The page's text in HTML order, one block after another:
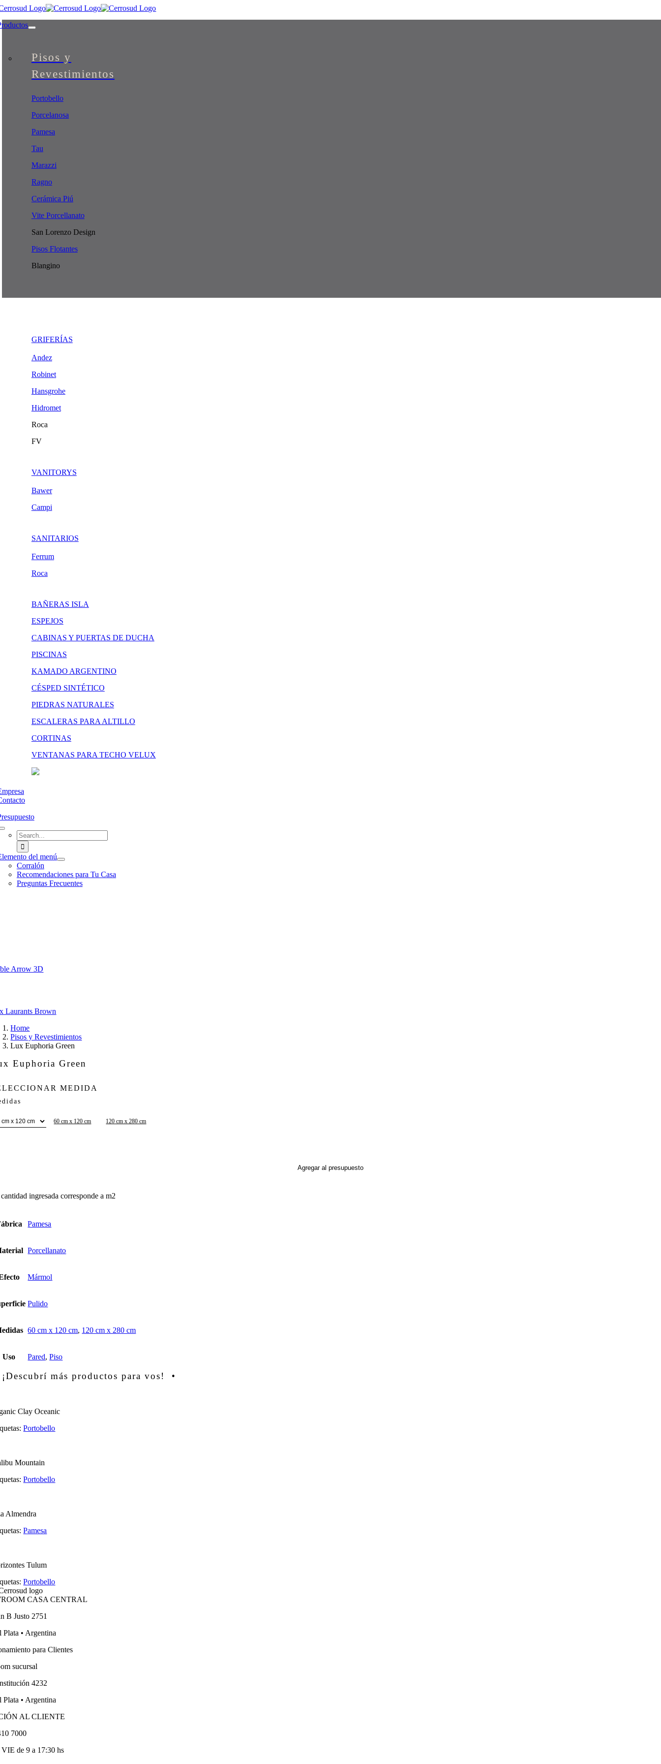
Skip
content
Pisos y
Revestimientos
Portobello
Porcelanosa
Pamesa
Tau
Marazzi
Ragno
Cerámica Piú
Vite Porcellanato
San Lorenzo Design
Pisos Flotantes
Blangino
GRIFERÍAS
Andez
Robinet
Hansgrohe
Hidromet
Roca
FV
VANITORYS
Bawer
Campi
SANITARIOS
Ferrum
Roca
BAÑERAS ISLA
ESPEJOS
CABINAS Y PUERTAS DE DUCHA
PISCINAS
KAMADO ARGENTINO
CÉSPED SINTÉTICO
PIEDRAS NATURALES
ESCALERAS PARA ALTILLO
CORTINAS
VENTANAS PARA TECHO VELUX
Search
for:
del menú
Corralón
Recomendaciones para Tu Casa
Preguntas Frecuentes
Arrow 3D
Laurants Brown
Home
Pisos y Revestimientos
Lux Euphoria Green
Euphoria Green
MEDIDA
60 cm x 120 cm 120 cm x 280 cm
Agregar al presupuesto
ingresada corresponde a m2
Pamesa
Porcellanato
Mármol
Pulido
60 cm x 120 cm, 120 cm x 280 cm
Uso Pared,Piso
más productos para vos! •
Clay Oceanic
Portobello
Mountain
Portobello
Almendra
Pamesa
Tulum
Portobello
CASA CENTRAL
B Justo 2751
Plata • Argentina
para Clientes
sucursal
4232
Plata • Argentina
AL CLIENTE
7000
de 9 a 17:30 hs